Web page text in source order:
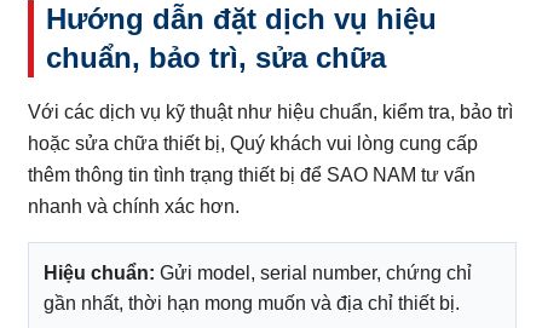
Hướng dẫn đặt dịch vụ hiệu
chuẩn, bảo trì, sửa chữa
Với các dịch vụ kỹ thuật như hiệu chuẩn, kiểm tra, bảo trì
hoặc sửa chữa thiết bị, Quý khách vui lòng cung cấp
thêm thông tin tình trạng thiết bị để SAO NAM tư vấn
nhanh và chính xác hơn.
Hiệu chuẩn: Gửi model, serial number, chứng chỉ
gần nhất, thời hạn mong muốn và địa chỉ thiết bị.